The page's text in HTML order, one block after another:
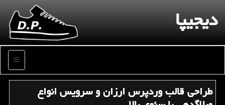
دیجیپا
منو
طراحی قالب وردپرس ارزان و سرویس انواع